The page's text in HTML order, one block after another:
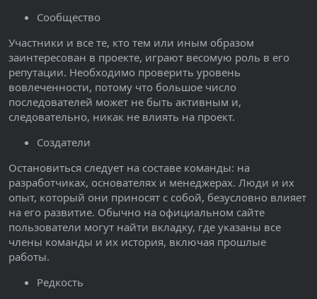
Сообщество
Участники и все те, кто тем или иным образом
заинтересован в проекте, играют весомую роль в его
репутации. Необходимо проверить уровень
вовлеченности, потому что большое число
последователей может не быть активным и,
следовательно, никак не влиять на проект.
Создатели
Остановиться следует на составе команды: на
разработчиках, основателях и менеджерах. Люди и их
опыт, который они приносят с собой, безусловно влияет
на его развитие. Обычно на официальном сайте
пользователи могут найти вкладку, где указаны все
члены команды и их история, включая прошлые
работы.
Редкость